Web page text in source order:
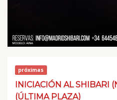
próximas
INICIACIÓN AL SHIBARI
(ÚLTIMA PLAZA)